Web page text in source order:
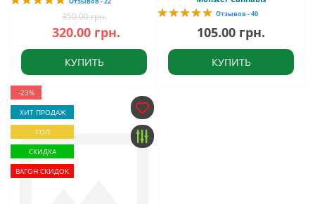
350.00 грн.
320.00 грн.
КУПИТЬ
Отзывов - 40
105.00 грн.
КУПИТЬ
-23%
ХИТ ПРОДАЖ
ТОП
СКИДКА
ВАГОН СКИДОК